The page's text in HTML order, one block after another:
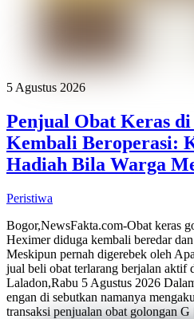
5 Agustus 2026
Penjual Obat Keras
Kembali Beroperasi:
Hadiah Bila Warga
Peristiwa
Bogor,NewsFakta.com-Obat keras
Heximer diduga kembali beredar
Meskipun pernah digerebek oleh
jual beli obat terlarang berjalan aktif
Laladon,Rabu 5 Agustus 2026
engan di sebutkan namanya
transaksi penjualan obat golongan